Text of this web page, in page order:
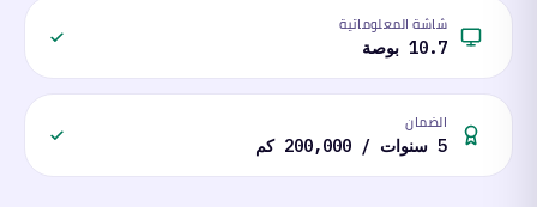
شاشة المعلوماتية
10.7 بوصة
الضمان
5 سنوات / 200,000 كم